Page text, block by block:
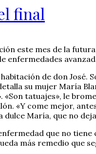
final
este mes de la
enfermedades
de don José.
su mujer María
tatuajes», le
«Y come mejor,
María, que no
que no
más remedio que